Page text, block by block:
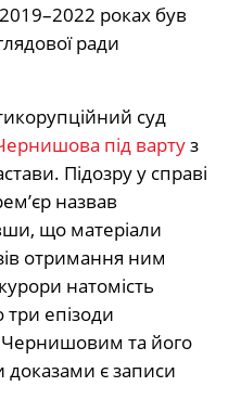
роках був
ради
суд
під вартуз
Підозру у справі
назвав
що матеріали
отримання ним
натомість
три епізоди
та його
є записи